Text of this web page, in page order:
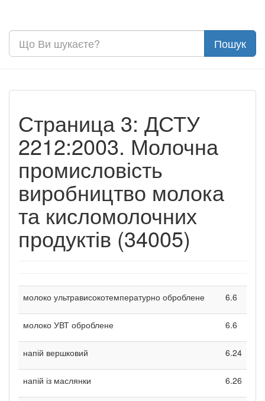
Страница 3: ДСТУ
2212:2003. Молочна
промисловість
виробництво молока
та кисломолочних
продуктів (34005)
молоко ультрависокотемпературно оброблене 6.6
молоко УВТ оброблене 6.6
напій вершковий 6.24
напій із маслянки 6.26